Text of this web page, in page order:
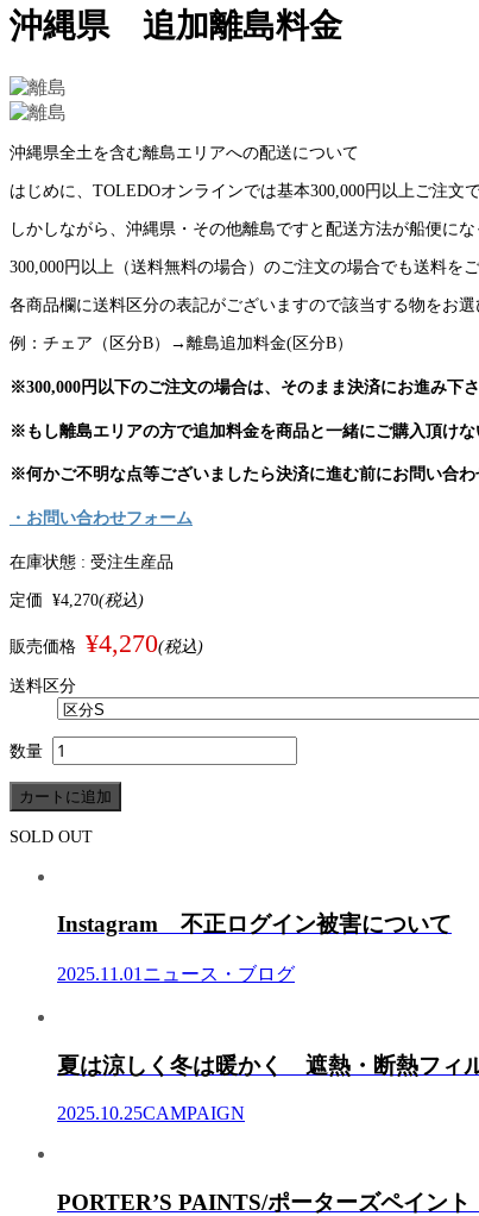
沖縄県 追加離島料金
沖縄県全土を含む離島エリアへの配送について
はじめに、TOLEDOオンラインでは基本300,000円以上ご注文
しかしながら、沖縄県・その他離島ですと配送方法が船便に
300,000円以上（送料無料の場合）のご注文の場合でも送料を
各商品欄に送料区分の表記がございますので該当する物をお選
例：チェア（区分B）→離島追加料金(区分B）
※300,000円以下のご注文の場合は、そのまま決済にお進み下
※もし離島エリアの方で追加料金を商品と一緒にご購入頂けな
※何かご不明な点等ございましたら決済に進む前にお問い合わ
・お問い合わせフォーム
在庫状態 : 受注生産品
定価 ¥4,270(税込)
販売価格 ¥4,270(税込)
送料区分
数量
SOLD OUT
Instagram 不正ログイン被害について
2025.11.01 ニュース・ブログ
夏は涼しく冬は暖かく 遮熱・断熱フィ
2025.10.25CAMPAIGN
PORTER’S PAINTS/ポーターズペイン